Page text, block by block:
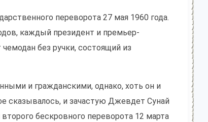
переворота 27 мая 1960 года.
каждый президент и премьер-
без ручки, состоящий из
и гражданскими, однако, хоть он и
сказывалось, и зачастую Джевдет Сунай
бескровного переворота 12 марта